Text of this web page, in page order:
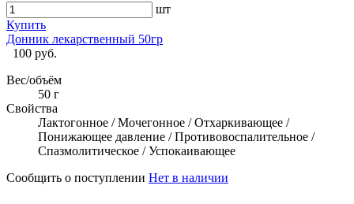
шт
Купить
Донник лекарственный 50гр
100 руб.
Вес/объём
50 г
Свойства
Лактогонное / Мочегонное / Отхаркивающее /
Понижающее давление / Противовоспалительное /
Спазмолитическое / Успокаивающее
Сообщить о поступлении Нет в наличии